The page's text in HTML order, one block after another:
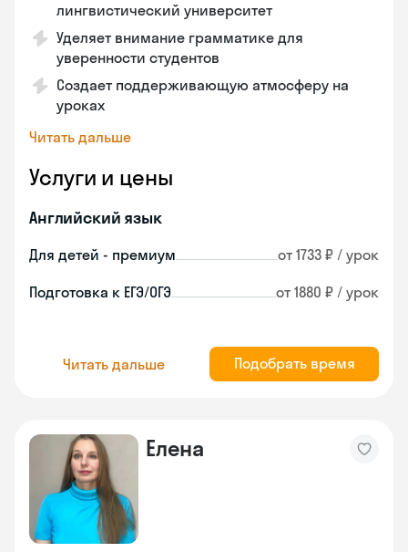
лингвистический университет
Уделяет внимание грамматике для
уверенности студентов
Создает поддерживающую атмосферу на
уроках
Читать дальше
Услуги и цены
Английский язык
Для детей - премиум от 1733 ₽ / урок
Подготовка к ЕГЭ/ОГЭ от 1880 ₽ / урок
Читать дальше Подобрать время
Елена